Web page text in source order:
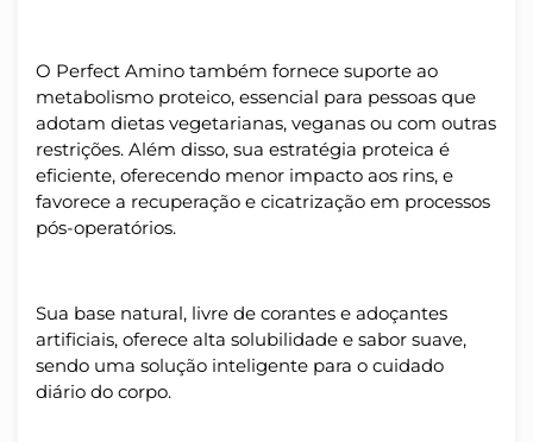
O Perfect Amino também fornece suporte ao
metabolismo proteico, essencial para pessoas que
adotam dietas vegetarianas, veganas ou com outras
restrições. Além disso, sua estratégia proteica é
eficiente, oferecendo menor impacto aos rins, e
favorece a recuperação e cicatrização em processos
pós-operatórios.
Sua base natural, livre de corantes e adoçantes
artificiais, oferece alta solubilidade e sabor suave,
sendo uma solução inteligente para o cuidado
diário do corpo.